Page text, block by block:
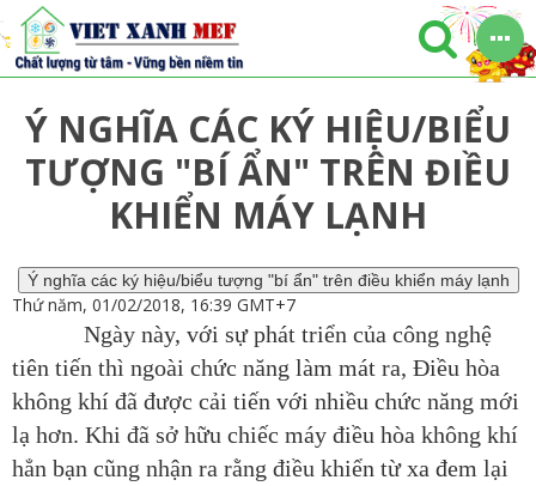
Ý NGHĨA CÁC KÝ HIỆU/BIỂU
TƯỢNG "BÍ ẨN" TRÊN ĐIỀU
KHIỂN MÁY LẠNH
Ý nghĩa các ký hiệu/biểu tượng "bí ẩn" trên điều khiển máy lạnh
Thứ năm, 01/02/2018, 16:39 GMT+7
Ngày này, với sự phát triển của công nghệ
tiên tiến thì ngoài chức năng làm mát ra, Điều hòa
không khí đã được cải tiến với nhiều chức năng mới
lạ hơn. Khi đã sở hữu chiếc máy điều hòa không khí
hẳn bạn cũng nhận ra rằng điều khiển từ xa đem lại